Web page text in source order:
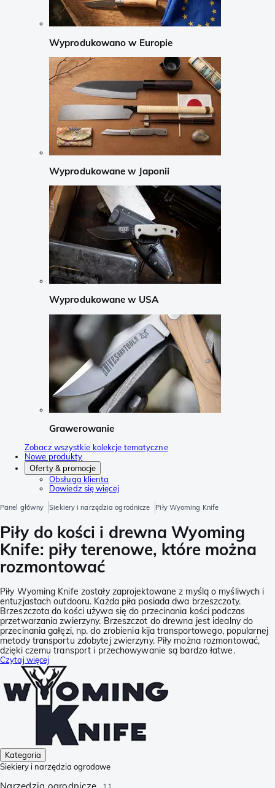
Wyprodukowano w Europie
Wyprodukowane w Japonii
Wyprodukowane w USA
Grawerowanie
Zobacz wszystkie kolekcje tematyczne
Nowe produkty
Oferty & promocje
Obsługa klienta
Dowiedz się więcej
Panel główny Siekiery i narzędzia ogrodnicze Piły Wyoming Knife
Piły do kości i drewna Wyoming
Knife: piły terenowe, które można
rozmontować
Piły Wyoming Knife zostały zaprojektowane z myślą o myśliwych i
entuzjastach outdooru. Każda piła posiada dwa brzeszczoty.
Brzeszczota do kości używa się do przecinania kości podczas
przetwarzania zwierzyny. Brzeszczot do drewna jest idealny do
przecinania gałęzi, np. do zrobienia kija transportowego, popularnej
metody transportu zdobytej zwierzyny. Piły można rozmontować,
dzięki czemu transport i przechowywanie są bardzo łatwe.
Czytaj więcej
Kategoria
Siekiery i narzędzia ogrodowe